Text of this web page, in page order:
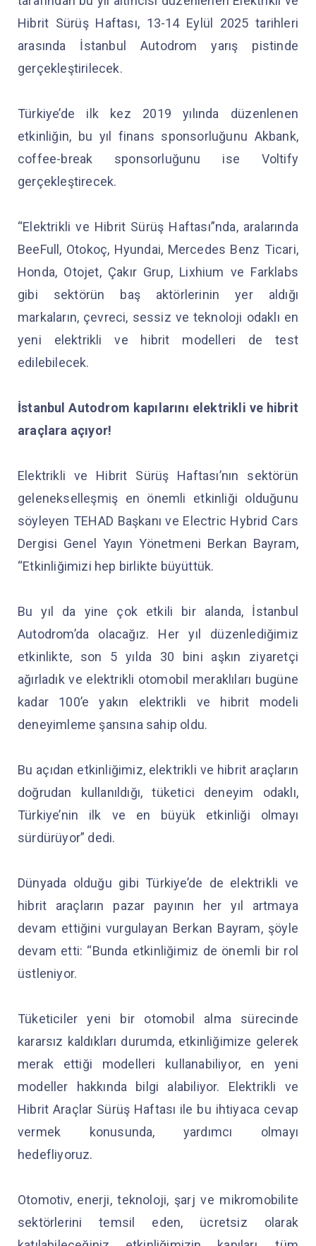
Hibrit Sürüş Haftası, 13-14 Eylül 2025 tarihleri
arasında İstanbul Autodrom yarış pistinde
gerçekleştirilecek.
Türkiye’de ilk kez 2019 yılında düzenlenen
etkinliğin, bu yıl finans sponsorluğunu Akbank,
coffee-break sponsorluğunu ise Voltify
gerçekleştirecek.
“Elektrikli ve Hibrit Sürüş Haftası”nda, aralarında
BeeFull, Otokoç, Hyundai, Mercedes Benz Ticari,
Honda, Otojet, Çakır Grup, Lixhium ve Farklabs
gibi sektörün baş aktörlerinin yer aldığı
markaların, çevreci, sessiz ve teknoloji odaklı en
yeni elektrikli ve hibrit modelleri de test
edilebilecek.
İstanbul Autodrom kapılarını elektrikli ve hibrit
araçlara açıyor!
Elektrikli ve Hibrit Sürüş Haftası’nın sektörün
gelenekselleşmiş en önemli etkinliği olduğunu
söyleyen TEHAD Başkanı ve Electric Hybrid Cars
Dergisi Genel Yayın Yönetmeni Berkan Bayram,
“Etkinliğimizi hep birlikte büyüttük.
Bu yıl da yine çok etkili bir alanda, İstanbul
Autodrom’da olacağız. Her yıl düzenlediğimiz
etkinlikte, son 5 yılda 30 bini aşkın ziyaretçi
ağırladık ve elektrikli otomobil meraklıları bugüne
kadar 100’e yakın elektrikli ve hibrit modeli
deneyimleme şansına sahip oldu.
Bu açıdan etkinliğimiz, elektrikli ve hibrit araçların
doğrudan kullanıldığı, tüketici deneyim odaklı,
Türkiye’nin ilk ve en büyük etkinliği olmayı
sürdürüyor” dedi.
Dünyada olduğu gibi Türkiye’de de elektrikli ve
hibrit araçların pazar payının her yıl artmaya
devam ettiğini vurgulayan Berkan Bayram, şöyle
devam etti: “Bunda etkinliğimiz de önemli bir rol
üstleniyor.
Tüketiciler yeni bir otomobil alma sürecinde
kararsız kaldıkları durumda, etkinliğimize gelerek
merak ettiği modelleri kullanabiliyor, en yeni
modeller hakkında bilgi alabiliyor. Elektrikli ve
Hibrit Araçlar Sürüş Haftası ile bu ihtiyaca cevap
vermek konusunda, yardımcı olmayı
hedefliyoruz.
Otomotiv, enerji, teknoloji, şarj ve mikromobilite
sektörlerini temsil eden, ücretsiz olarak